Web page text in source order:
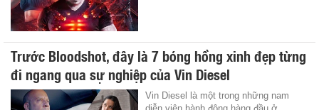
Trước Bloodshot, đây là 7 bóng hồng xinh đẹp từng
đi ngang qua sự nghiệp của Vin Diesel
Vin Diesel là một trong những nam